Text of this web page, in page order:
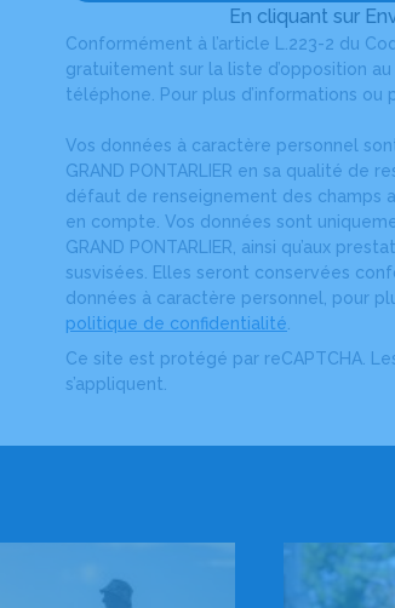
En cliquant sur
Conformément à l’article L.223-2 du
gratuitement sur la liste d’opposition
téléphone. Pour plus d’informations
Vos données à caractère personnel sont
GRAND PONTARLIER en sa qualité
défaut de renseignement des champs
en compte. Vos données sont
GRAND PONTARLIER, ainsi qu’aux
susvisées. Elles seront conservées
données à caractère personnel, pour
politique de confidentialité
Ce site est protégé par reCAPTCHA.
s’appliquent.